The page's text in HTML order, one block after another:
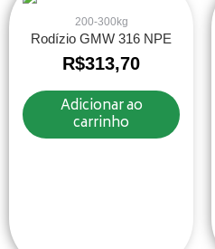
200-300kg
Rodízio GMW 316 NPE
R$313,70
Adicionar ao
carrinho